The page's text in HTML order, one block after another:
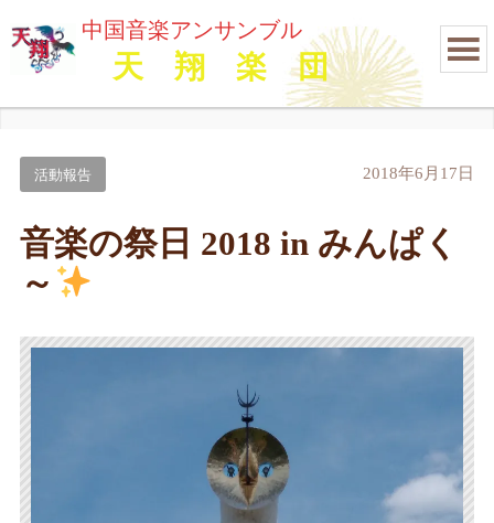
中国音楽アンサンブル
天 翔 楽 団
活動報告 2018年6月17日
音楽の祭日 2018 in みんぱく
～